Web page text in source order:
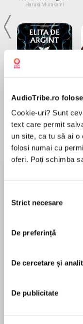
AudioTribe.ro
Cookie-uri? Sunt
text care permit
un site, ca tu să ai o
folosi numai cu
oferi. Poți schimba
consimțământului
Strict necesare
De preferință
De cercetare și
De publicitate
Haruki Murakami
de...
Dani Francis
Desprecarte
SHE KNOWS
boutique, she
of a murdered
the Everglades.
would believe
Special Agent
to help hunt a
doesn’t have
În acest
Heather
New York Times
author Heather